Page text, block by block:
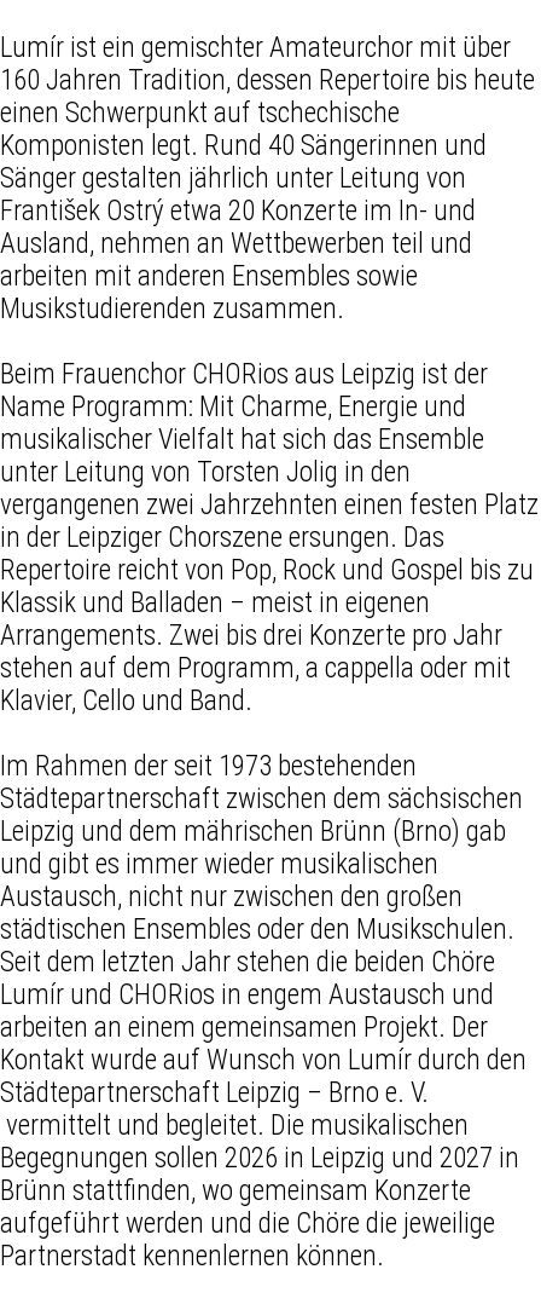
Lumír ist ein gemischter Amateurchor mit über
160 Jahren Tradition, dessen Repertoire bis heute
einen Schwerpunkt auf tschechische
Komponisten legt. Rund 40 Sängerinnen und
Sänger gestalten jährlich unter Leitung von
František Ostrý etwa 20 Konzerte im In- und
Ausland, nehmen an Wettbewerben teil und
arbeiten mit anderen Ensembles sowie
Musikstudierenden zusammen.
Beim Frauenchor CHORios aus Leipzig ist der
Name Programm: Mit Charme, Energie und
musikalischer Vielfalt hat sich das Ensemble
unter Leitung von Torsten Jolig in den
vergangenen zwei Jahrzehnten einen festen Platz
in der Leipziger Chorszene ersungen. Das
Repertoire reicht von Pop, Rock und Gospel bis zu
Klassik und Balladen – meist in eigenen
Arrangements. Zwei bis drei Konzerte pro Jahr
stehen auf dem Programm, a cappella oder mit
Klavier, Cello und Band.
Im Rahmen der seit 1973 bestehenden
Städtepartnerschaft zwischen dem sächsischen
Leipzig und dem mährischen Brünn (Brno) gab
und gibt es immer wieder musikalischen
Austausch, nicht nur zwischen den großen
städtischen Ensembles oder den Musikschulen.
Seit dem letzten Jahr stehen die beiden Chöre
Lumír und CHORios in engem Austausch und
arbeiten an einem gemeinsamen Projekt. Der
Kontakt wurde auf Wunsch von Lumír durch den
Städtepartnerschaft Leipzig – Brno e. V.
vermittelt und begleitet. Die musikalischen
Begegnungen sollen 2026 in Leipzig und 2027 in
Brünn stattfinden, wo gemeinsam Konzerte
aufgeführt werden und die Chöre die jeweilige
Partnerstadt kennenlernen können.